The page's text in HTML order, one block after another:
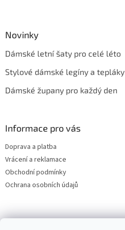
Novinky
Dámské letní šaty pro celé léto
Stylové dámské legíny a tepláky
Dámské župany pro každý den
Informace pro vás
Doprava a platba
Vrácení a reklamace
Obchodní podmínky
Ochrana osobních údajů